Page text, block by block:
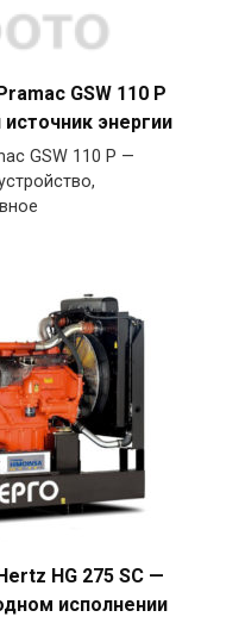
GSW 110 P
энергии
GSW 110 P —
HG 275 SC —
исполнении